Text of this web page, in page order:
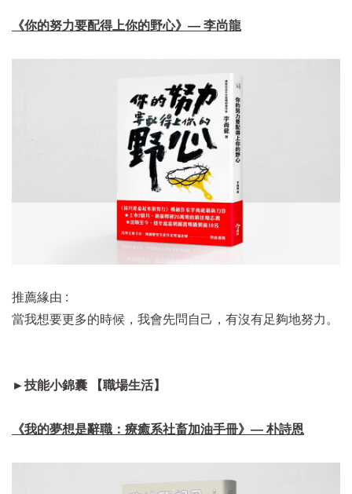
《你的努力要配得上你的野心》— 李尚龍
推薦緣由 :
當我想要更多的時候，我會先問自己，有沒有足夠地努力。
►技能小錦囊 【職場生活】
《我的夢想是辭職：療癒系社畜加油手冊》— 朴詩恩